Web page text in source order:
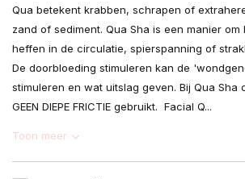
Qua betekent krabben, schrapen of
zand of sediment. Qua Sha is een manier om
heffen in de circulatie, spierspanning of
De doorbloeding stimuleren kan de
stimuleren en wat uitslag geven. Bij Qua Sha
GEEN DIEPE FRICTIE gebruikt. Facial Q...
Toon meer